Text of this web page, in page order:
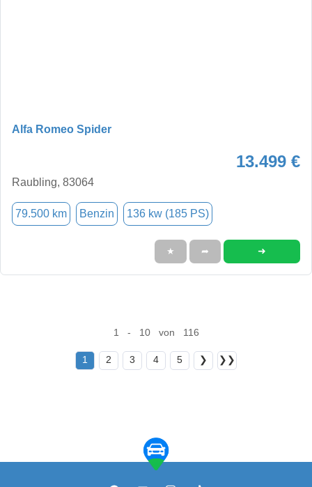
Alfa Romeo Spider
13.499 €
Raubling, 83064
79.500 km Benzin 136 kw (185 PS)
★ ➦ ➜
1 - 10 von 116
1 2 3 4 5 ❯ ❯❯